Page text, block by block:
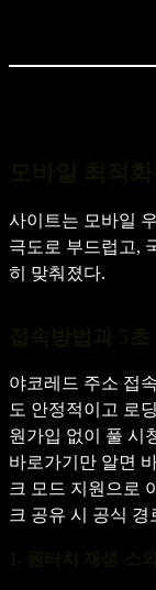
사이트는 모바일
극도로 부드럽고,
히 맞춰졌다.
야코레드 주소 접
도 안정적이고 로
원가입 없이 풀 시
바로가기만 알면
크 모드 지원으로
크 공유 시 공식